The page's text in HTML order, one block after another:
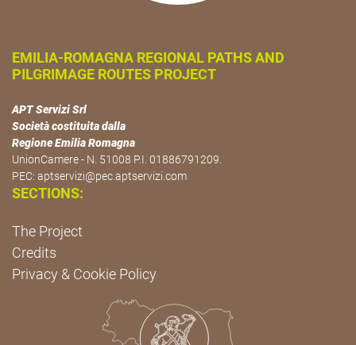
EMILIA-ROMAGNA REGIONAL PATHS AND
PILGRIMAGE ROUTES PROJECT
APT Servizi Srl
Società costituita dalla
Regione Emilia Romagna
UnionCamere - N. 51008 P.I. 01886791209.
PEC: aptservizi@pec.aptservizi.com
SECTIONS:
The Project
Credits
Privacy & Cookie Policy